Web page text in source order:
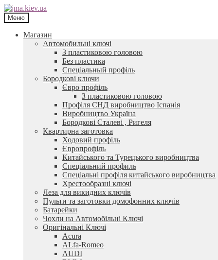
Перейти
до
навігації
Перейти
до
контенту
Меню
Магазин
Автомобильні ключі
З пластиковою головою
Без пластика
Спеціальный профіль
Бородкові ключи
Євро профіль
З пластиковою головою
Профіля СНД виробництво Іспанія
Виробництво Україна
Бородкові Сталеві , Ригеля
Квартирна заготовка
Ходовий профіль
Європрофіль
Китайського та Турецького виробництва
Спеціальний профиль
Спеціальні профіля китайського виробництва
Хрестообразні ключі
Леза для викидних ключів
Пульти та заготовки домофонних ключів
Батарейки
Чохли на Автомобільні Ключі
Оригінальні Ключі
Acura
ALfa-Romeo
AUDI